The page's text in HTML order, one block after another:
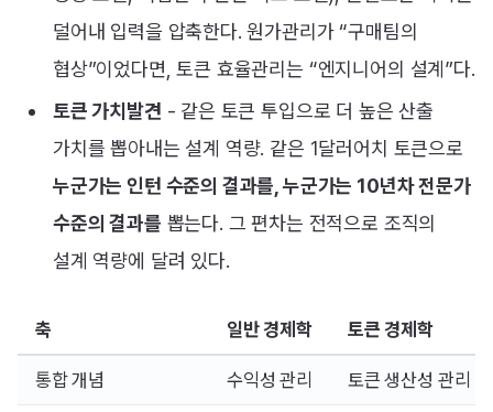
덜어내 입력을 압축한다. 원가관리가 “구매팀의
협상”이었다면, 토큰 효율관리는 “엔지니어의 설계”다.
토큰 가치발견 - 같은 토큰 투입으로 더 높은 산출
가치를 뽑아내는 설계 역량. 같은 1달러어치 토큰으로
누군가는 인턴 수준의 결과를, 누군가는 10년차 전문가
수준의 결과를 뽑는다. 그 편차는 전적으로 조직의
설계 역량에 달려 있다.
축 일반 경제학 토큰 경제학
통합 개념 수익성 관리 토큰 생산성 관리